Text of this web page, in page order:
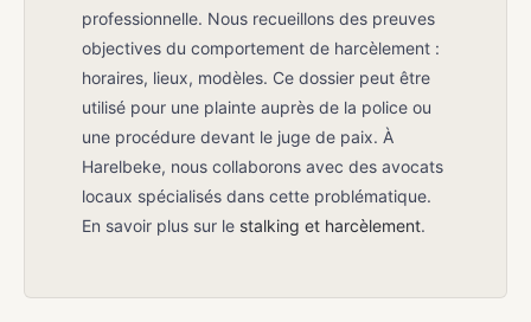
professionnelle. Nous recueillons des preuves
objectives du comportement de harcèlement :
horaires, lieux, modèles. Ce dossier peut être
utilisé pour une plainte auprès de la police ou
une procédure devant le juge de paix. À
Harelbeke, nous collaborons avec des avocats
locaux spécialisés dans cette problématique.
En savoir plus sur le stalking et harcèlement.